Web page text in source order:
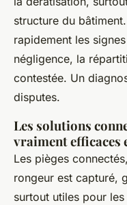
structure du
rapidement les
négligence, la
contestée. Un
disputes.
Les solutions
vraiment efficaces
Les pièges
rongeur est capturé,
surtout utiles pour